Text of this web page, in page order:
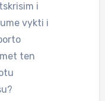
i
vykti i
ten